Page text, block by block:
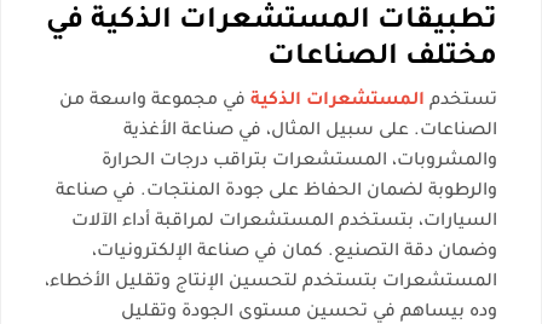
تطبيقات المستشعرات الذكية في
مختلف الصناعات
تستخدم المستشعرات الذكية في مجموعة واسعة من
الصناعات. على سبيل المثال، في صناعة الأغذية
والمشروبات، المستشعرات بتراقب درجات الحرارة
والرطوبة لضمان الحفاظ على جودة المنتجات. في صناعة
السيارات، بتستخدم المستشعرات لمراقبة أداء الآلات
وضمان دقة التصنيع. كمان في صناعة الإلكترونيات،
المستشعرات بتستخدم لتحسين الإنتاج وتقليل الأخطاء،
وده بيساهم في تحسين مستوى الجودة وتقليل